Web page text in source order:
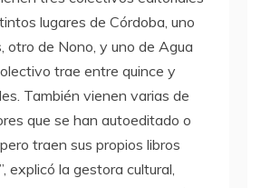
lugares de Córdoba, uno
otro de Nono, y uno de Agua
trae entre quince y
También vienen varias de
que se han autoeditado o
traen sus propios libros
explicó la gestora cultural,